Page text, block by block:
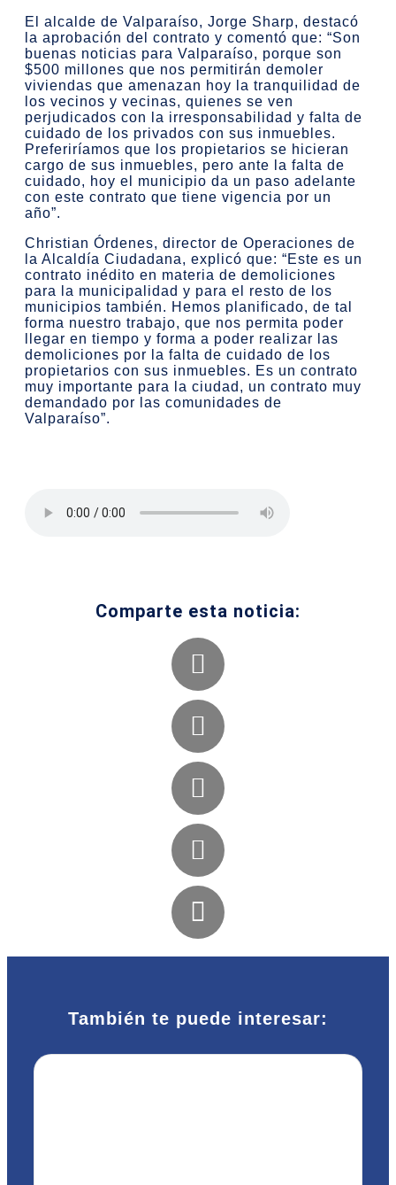
El alcalde de Valparaíso, Jorge Sharp, destacó
la aprobación del contrato y comentó que: “Son
buenas noticias para Valparaíso, porque son
$500 millones que nos permitirán demoler
viviendas que amenazan hoy la tranquilidad de
los vecinos y vecinas, quienes se ven
perjudicados con la irresponsabilidad y falta de
cuidado de los privados con sus inmuebles.
Preferiríamos que los propietarios se hicieran
cargo de sus inmuebles, pero ante la falta de
cuidado, hoy el municipio da un paso adelante
con este contrato que tiene vigencia por un
año”.
Christian Órdenes, director de Operaciones de
la Alcaldía Ciudadana, explicó que: “Este es un
contrato inédito en materia de demoliciones
para la municipalidad y para el resto de los
municipios también. Hemos planificado, de tal
forma nuestro trabajo, que nos permita poder
llegar en tiempo y forma a poder realizar las
demoliciones por la falta de cuidado de los
propietarios con sus inmuebles. Es un contrato
muy importante para la ciudad, un contrato muy
demandado por las comunidades de
Valparaíso”.
Comparte esta noticia:
También te puede interesar: